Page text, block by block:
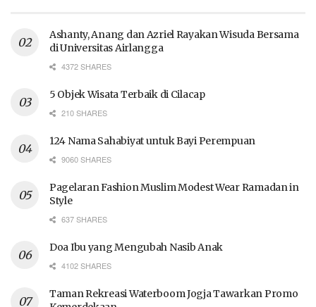
Ashanty, Anang dan Azriel Rayakan Wisuda Bersama
di Universitas Airlangga
4372 SHARES
5 Objek Wisata Terbaik di Cilacap
210 SHARES
124 Nama Sahabiyat untuk Bayi Perempuan
9060 SHARES
Pagelaran Fashion Muslim Modest Wear Ramadan in
Style
637 SHARES
Doa Ibu yang Mengubah Nasib Anak
4102 SHARES
Taman Rekreasi Waterboom Jogja Tawarkan Promo